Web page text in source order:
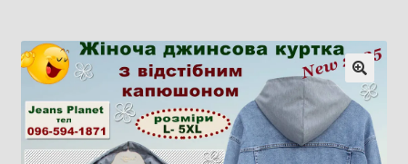
Оплата, доставка
Примерочная